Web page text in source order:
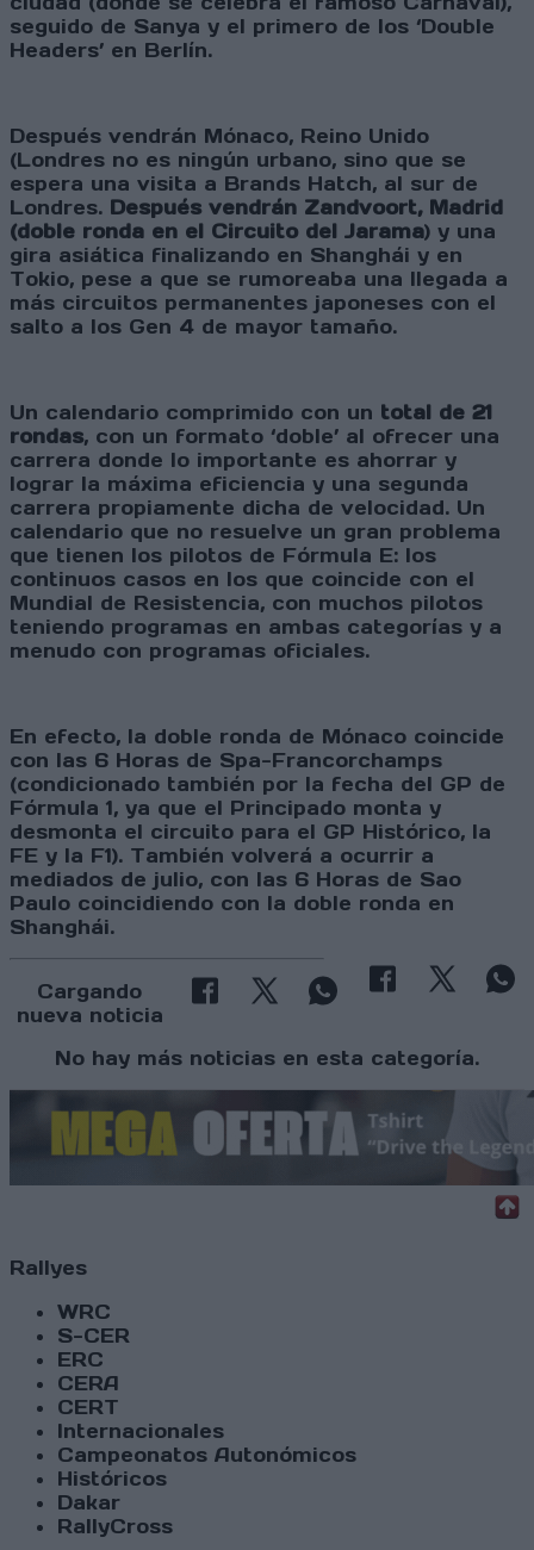
seguido de Sanya y el primero de los ‘Double
Headers’ en Berlín.
Después vendrán Mónaco, Reino Unido
(Londres no es ningún urbano, sino que se
espera una visita a Brands Hatch, al sur de
Londres. Después vendrán Zandvoort, Madrid
(doble ronda en el Circuito del Jarama) y una
gira asiática finalizando en Shanghái y en
Tokio, pese a que se rumoreaba una llegada a
más circuitos permanentes japoneses con el
salto a los Gen 4 de mayor tamaño.
Un calendario comprimido con un total de 21
rondas, con un formato ‘doble’ al ofrecer una
carrera donde lo importante es ahorrar y
lograr la máxima eficiencia y una segunda
carrera propiamente dicha de velocidad. Un
calendario que no resuelve un gran problema
que tienen los pilotos de Fórmula E: los
continuos casos en los que coincide con el
Mundial de Resistencia, con muchos pilotos
teniendo programas en ambas categorías y a
menudo con programas oficiales.
En efecto, la doble ronda de Mónaco coincide
con las 6 Horas de Spa-Francorchamps
(condicionado también por la fecha del GP de
Fórmula 1, ya que el Principado monta y
desmonta el circuito para el GP Histórico, la
FE y la F1). También volverá a ocurrir a
mediados de julio, con las 6 Horas de Sao
Paulo coincidiendo con la doble ronda en
Shanghái.
Cargando
nueva noticia
No hay más noticias en esta categoría.
Rallyes
WRC
S-CER
ERC
CERA
CERT
Internacionales
Campeonatos Autonómicos
Históricos
Dakar
RallyCross